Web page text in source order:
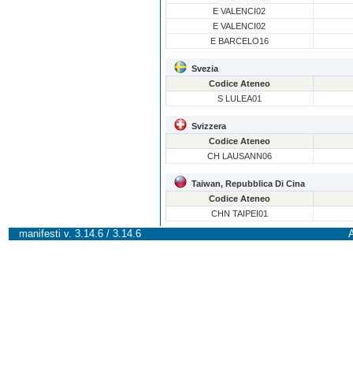
E VALENCI02
E VALENCI02
E BARCELO16
Svezia
Codice Ateneo
S LULEA01
Svizzera
Codice Ateneo
CH LAUSANN06
Taiwan, Repubblica Di Cina
Codice Ateneo
CHN TAIPEI01
manifesti v. 3.14.6 / 3.14.6